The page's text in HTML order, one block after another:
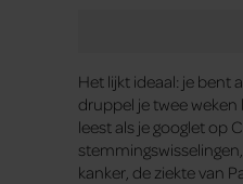
Het lijkt ideaal: je bent
druppel je twee
leest als je googlet op
kanker, de ziekte van